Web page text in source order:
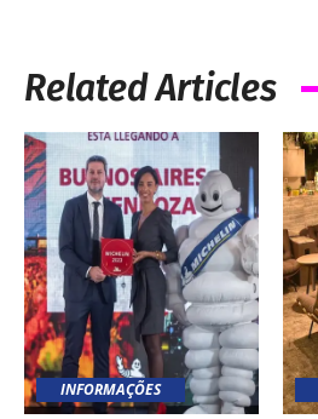
Related Articles
INFORMAÇÕES